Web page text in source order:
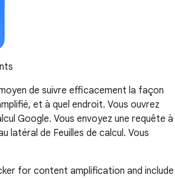
de suivre efficacement la façon
et à quel endroit. Vous ouvrez
Google. Vous envoyez une requête à
latéral de Feuilles de calcul. Vous
for content amplification and include